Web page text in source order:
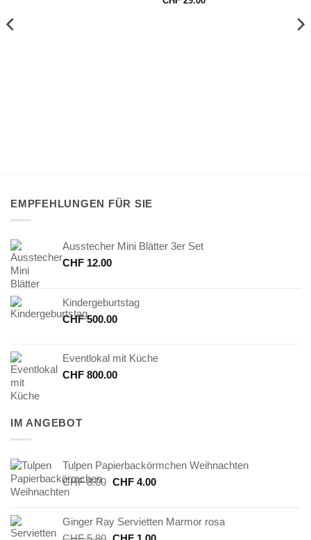
EMPFEHLUNGEN FÜR SIE
Ausstecher Mini Blätter 3er Set
CHF 12.00
Kindergeburtstag
CHF500.00
Eventlokal mit Küche
CHF 800.00
IM ANGEBOT
Tulpen Papierbackörmchen Weihnachten
CHF8.00 Ursprünglicher
CHF 8.00
CHF4.00Aktueller
CHF 4.00.
Ginger Ray Servietten Marmor rosa
UrsprünglicherAktueller